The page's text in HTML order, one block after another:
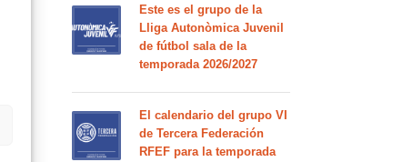
Este es el grupo de la
Lliga Autonòmica Juvenil
de fútbol sala de la
temporada 2026/2027
El calendario del grupo VI
de Tercera Federación
RFEF para la temporada